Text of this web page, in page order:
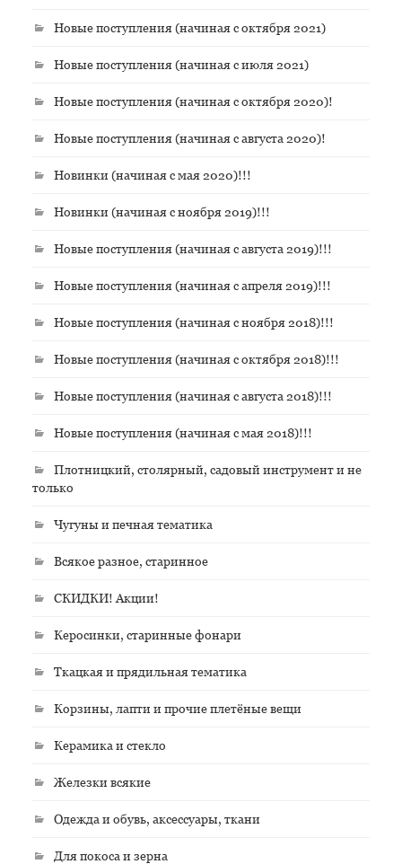
Новые поступления (начиная с октября 2021)
Новые поступления (начиная с июля 2021)
Новые поступления (начиная с октября 2020)!
Новые поступления (начиная с августа 2020)!
Новинки (начиная с мая 2020)!!!
Новинки (начиная с ноября 2019)!!!
Новые поступления (начиная с августа 2019)!!!
Новые поступления (начиная с апреля 2019)!!!
Новые поступления (начиная с ноября 2018)!!!
Новые поступления (начиная с октября 2018)!!!
Новые поступления (начиная с августа 2018)!!!
Новые поступления (начиная с мая 2018)!!!
Плотницкий, столярный, садовый инструмент и не
только
Чугуны и печная тематика
Всякое разное, старинное
СКИДКИ! Акции!
Керосинки, старинные фонари
Ткацкая и прядильная тематика
Корзины, лапти и прочие плетёные вещи
Керамика и стекло
Железки всякие
Одежда и обувь, аксессуары, ткани
Для покоса и зерна